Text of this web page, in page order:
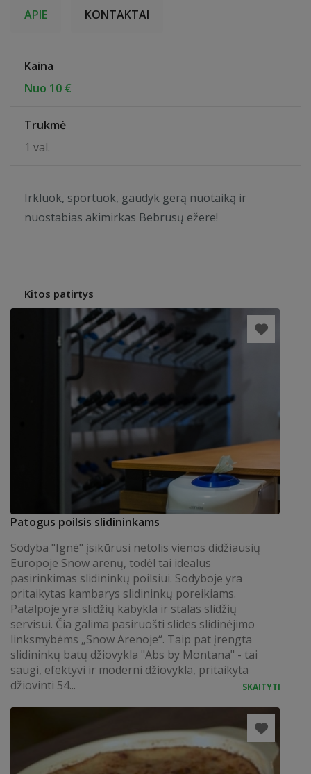
APIE KONTAKTAI
Kaina
Nuo 10 €
Trukmė
1 val.
Irkluok, sportuok, gaudyk gerą nuotaiką ir
nuostabias akimirkas Bebrusų ežere!
Kitos patirtys
Patogus poilsis slidininkams
Sodyba "Ignė" įsikūrusi netolis vienos didžiausių
Europoje Snow arenų, todėl tai idealus
pasirinkimas slidininkų poilsiui. Sodyboje yra
pritaikytas kambarys slidininkų poreikiams.
Patalpoje yra slidžių kabykla ir stalas slidžių
servisui. Čia galima pasiruošti slides slidinėjimo
linksmybėms „Snow Arenoje“. Taip pat įrengta
slidininkų batų džiovykla "Abs by Montana" - tai
saugi, efektyvi ir moderni džiovykla, pritaikyta
džiovinti 54...
SKAITYTI